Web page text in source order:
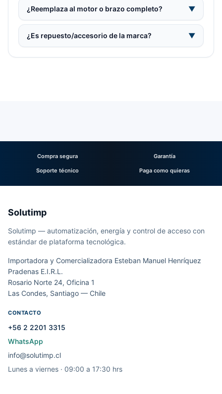
¿Reemplaza al motor o brazo completo? ▼
¿Es repuesto/accesorio de la marca? ▼
Compra segura Garantía
Soporte técnico Paga como quieras
Solutimp
Solutimp — automatización, energía y control de acceso con
estándar de plataforma tecnológica.
Importadora y Comercializadora Esteban Manuel Henríquez
Pradenas E.I.R.L.
Rosario Norte 24, Oficina 1
Las Condes, Santiago — Chile
CONTACTO
+56 2 2201 3315
WhatsApp
info@solutimp.cl
Lunes a viernes · 09:00 a 17:30 hrs